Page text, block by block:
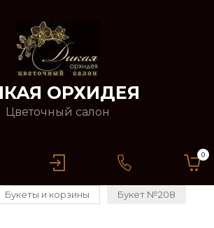
ОРХИДЕЯ
Цветочный салон
0
Букеты и корзины Букет №208